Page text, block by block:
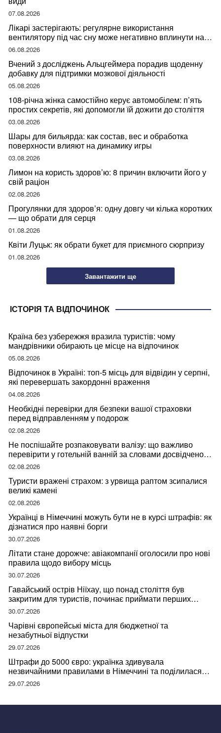
07.08.2026
Лікарі застерігають: регулярне використання
вентилятору під час сну може негативно вплинути на
ваше здоров’я
06.08.2026
Вчений з досліджень Альцгеймера порадив щоденну
добавку для підтримки мозкової діяльності
05.08.2026
108-річна жінка самостійно керує автомобілем: п’ять
простих секретів, які допомогли їй дожити до століття
03.08.2026
Шары для бильярда: как состав, вес и обработка
поверхности влияют на динамику игры
03.08.2026
Лимон на користь здоров’ю: 8 причин включити його у
свій раціон
02.08.2026
Прогулянки для здоров’я: одну довгу чи кілька коротких
— що обрати для серця
01.08.2026
Квіти Луцьк: як обрати букет для приємного сюрпризу
01.08.2026
Завантажити ще
ІСТОРІЯ ТА ВІДПОЧИНОК
Країна без узбережжя вразила туристів: чому
мандрівники обирають це місце на відпочинок
05.08.2026
Відпочинок в Україні: топ-5 місць для відвідин у серпні,
які перевершать закордонні враження
04.08.2026
Необхідні перевірки для безпеки вашої страховки
перед відправленням у подорож
02.08.2026
Не поспішайте розпаковувати валізу: що важливо
перевірити у готельній ванній за словами досвідченої
мандрівниці
02.08.2026
Туристи вражені страхом: з урвища раптом зсипалися
великі камені
02.08.2026
Українці в Німеччині можуть бути не в курсі штрафів: як
дізнатися про наявні борги
30.07.2026
Літати стане дорожче: авіакомпанії оголосили про нові
правила щодо вибору місць
30.07.2026
Гавайський острів Ніїхау, що понад століття був
закритим для туристів, починає приймати перших
відвідувачів
30.07.2026
Чарівні європейські міста для бюджетної та
незабутньої відпустки
29.07.2026
Штрафи до 5000 євро: українка здивувала
незвичайними правилами в Німеччині та поділилася
правдою
29.07.2026